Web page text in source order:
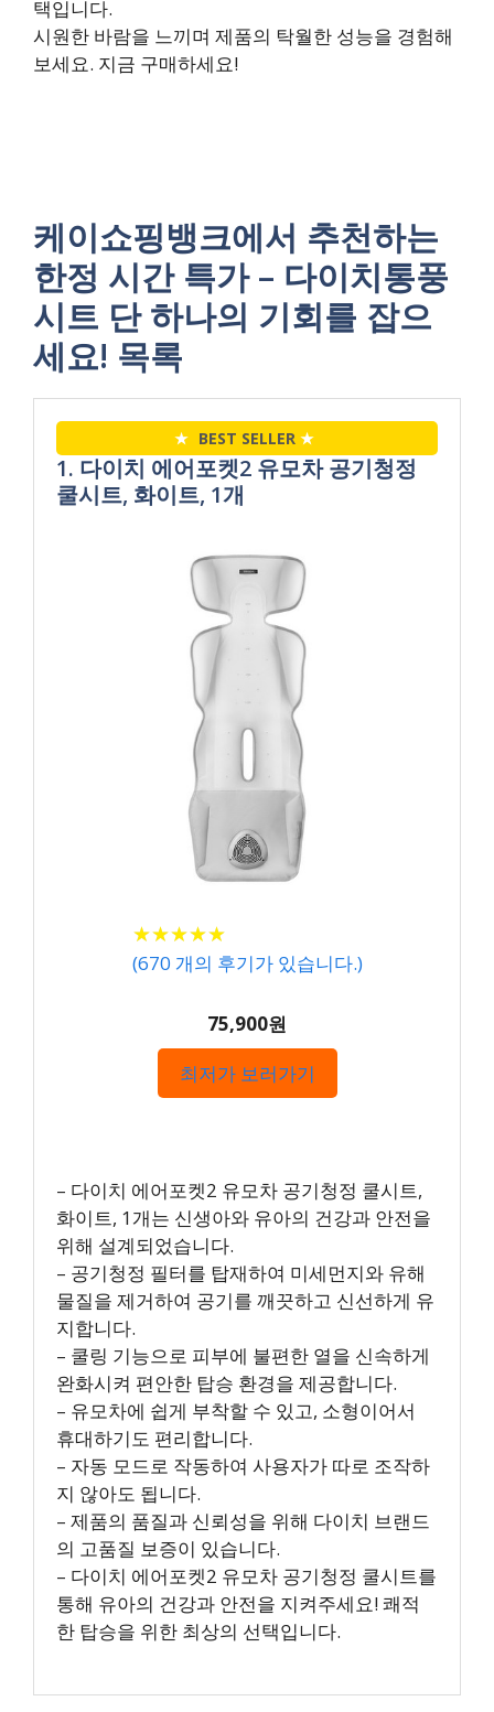
택입니다.
시원한 바람을 느끼며 제품의 탁월한 성능을 경험해
보세요. 지금 구매하세요!
케이쇼핑뱅크에서 추천하는
한정 시간 특가 – 다이치통풍
시트 단 하나의 기회를 잡으
세요! 목록
★ BEST SELLER ★
1. 다이치 에어포켓2 유모차 공기청정
쿨시트, 화이트, 1개
★★★★★
★★★★★
(670 개의 후기가 있습니다.)
75,900원
최저가 보러가기
– 다이치 에어포켓2 유모차 공기청정 쿨시트,
화이트, 1개는 신생아와 유아의 건강과 안전을
위해 설계되었습니다.
– 공기청정 필터를 탑재하여 미세먼지와 유해
물질을 제거하여 공기를 깨끗하고 신선하게 유
지합니다.
– 쿨링 기능으로 피부에 불편한 열을 신속하게
완화시켜 편안한 탑승 환경을 제공합니다.
– 유모차에 쉽게 부착할 수 있고, 소형이어서
휴대하기도 편리합니다.
– 자동 모드로 작동하여 사용자가 따로 조작하
지 않아도 됩니다.
– 제품의 품질과 신뢰성을 위해 다이치 브랜드
의 고품질 보증이 있습니다.
– 다이치 에어포켓2 유모차 공기청정 쿨시트를
통해 유아의 건강과 안전을 지켜주세요! 쾌적
한 탑승을 위한 최상의 선택입니다.